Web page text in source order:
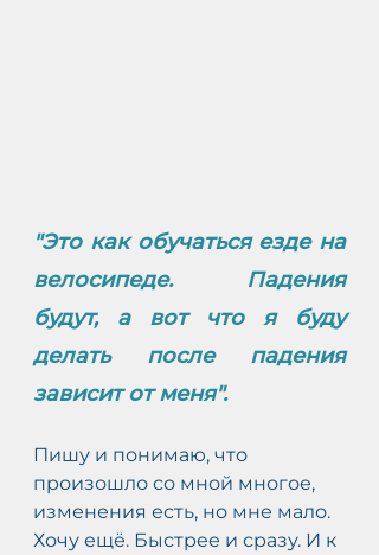
"Это как обучаться езде на
велосипеде. Падения
будут, а вот что я буду
делать после падения
зависит от меня".
Пишу и понимаю, что
произошло со мной многое,
изменения есть, но мне мало.
Хочу ещё. Быстрее и сразу. И к